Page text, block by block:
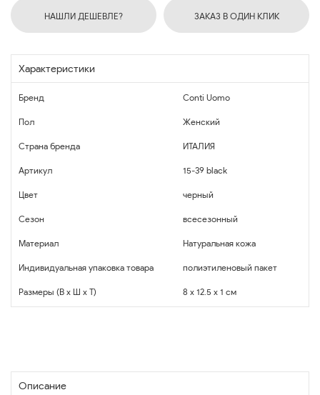
НАШЛИ ДЕШЕВЛЕ? ЗАКАЗ В ОДИН КЛИК
Характеристики
Бренд Conti Uomo
Пол Женский
Страна бренда ИТАЛИЯ
Артикул 15-39 black
Цвет черный
Сезон всесезонный
Материал Натуральная кожа
Индивидуальная упаковка товара полиэтиленовый пакет
Размеры (В x Ш x Т) 8 x 12.5 x 1 см
Описание